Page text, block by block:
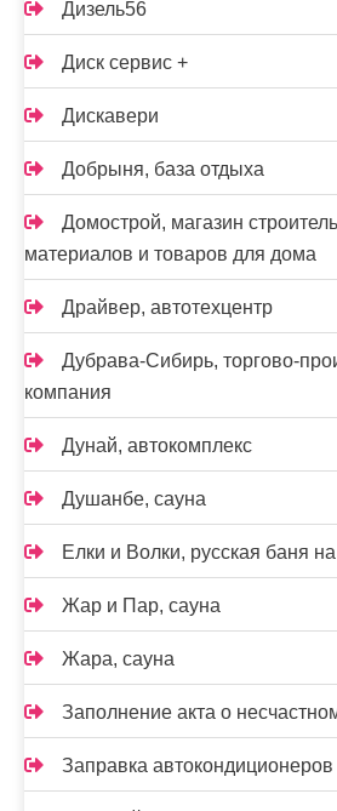
Дизель56
Диск сервис +
Дискавери
Добрыня, база отдыха
Домострой, магазин
материалов и товаров для дома
Драйвер, автотехцентр
Дубрава-Сибирь, торгово-
компания
Дунай, автокомплекс
Душанбе, сауна
Елки и Волки, русская баня
Жар и Пар, сауна
Жара, сауна
Заполнение акта о
Заправка автокондиционеров